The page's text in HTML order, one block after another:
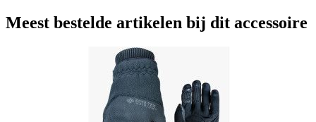
Meest bestelde artikelen bij dit accessoire